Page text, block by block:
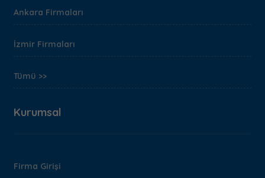
Ankara Firmaları
İzmir Firmaları
Tümü >>
Kurumsal
Firma Girişi